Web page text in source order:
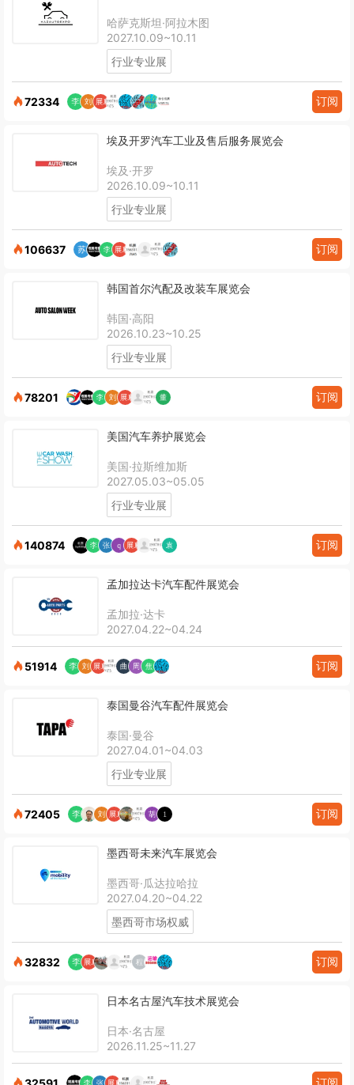
哈萨克斯坦·阿拉木图
2027.10.09~10.11
行业专业展
72334 订阅
埃及开罗汽车工业及售后服务展览会
埃及·开罗
2026.10.09~10.11
行业专业展
106637 订阅
韩国首尔汽配及改装车展览会
韩国·高阳
2026.10.23~10.25
行业专业展
78201 订阅
美国汽车养护展览会
美国·拉斯维加斯
2027.05.03~05.05
行业专业展
140874 订阅
孟加拉达卡汽车配件展览会
孟加拉·达卡
2027.04.22~04.24
51914 订阅
泰国曼谷汽车配件展览会
泰国·曼谷
2027.04.01~04.03
行业专业展
72405 订阅
墨西哥未来汽车展览会
墨西哥·瓜达拉哈拉
2027.04.20~04.22
墨西哥市场权威
32832 订阅
日本名古屋汽车技术展览会
日本·名古屋
2026.11.25~11.27
订阅